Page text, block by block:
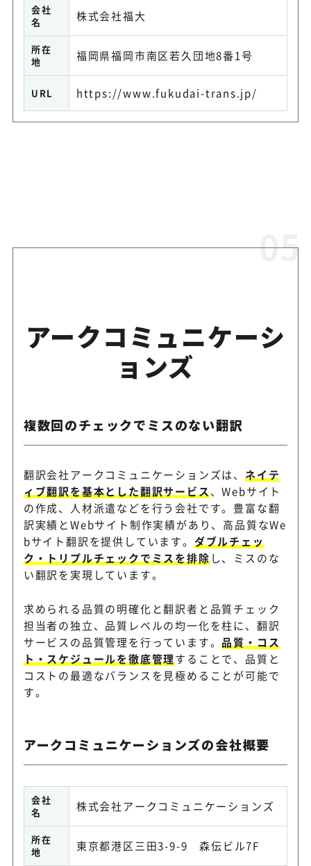
会社
名
株式会社福大
所在
地
福岡県福岡市南区若久団地8番1号
URL https://www.fukudai-trans.jp/
アークコミュニケーシ
ョンズ
複数回のチェックでミスのない翻訳
翻訳会社アークコミュニケーションズは、 ネイテ
ィブ翻訳を基本とした翻訳サービス 、Webサイト
の作成、人材派遣などを行う会社です。豊富な翻
訳実績とWebサイト制作実績があり、高品質なWe
bサイト翻訳を提供しています。 ダブルチェッ
ク・トリプルチェックでミスを排除 し、ミスのな
い翻訳を実現しています。
求められる品質の明確化と翻訳者と品質チェック
担当者の独立、品質レベルの均一化を柱に、翻訳
サービスの品質管理を行っています。 品質・コス
ト・スケジュールを徹底管理することで、品質と
コストの最適なバランスを見極めることが可能で
す。
アークコミュニケーションズの会社概要
会社
名
株式会社アークコミュニケーションズ
所在
地
東京都港区三田3-9-9 森伝ビル7F